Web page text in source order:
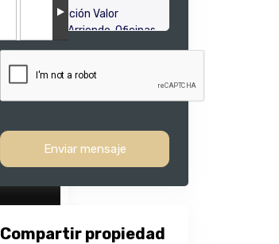
Enviar mensaje
Compartir propiedad